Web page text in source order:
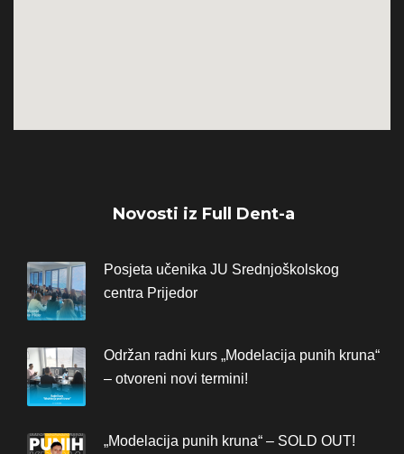
Novosti iz Full Dent-a
Posjeta učenika JU Srednjoškolskog
centra Prijedor
Održan radni kurs „Modelacija punih kruna“
– otvoreni novi termini!
„Modelacija punih kruna“ – SOLD OUT!